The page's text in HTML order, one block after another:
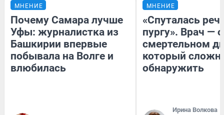
МНЕНИЕ
Почему Самара лучше
Уфы: журналистка из
Башкирии впервые
побывала на Волге и
влюбилась
МНЕНИЕ
«Спуталась
пургу». Врач — о
смертельном
который
обнаружить
Ирина Волкова